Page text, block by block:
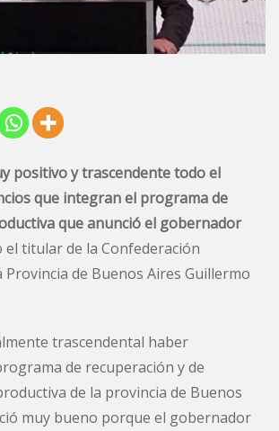
positivo y trascendente todo el
que integran el programa de
que anunció el gobernador
el titular de la Confederación
Provincia de Buenos Aires Guillermo
trascendental haber
de recuperación y de
de la provincia de Buenos
muy bueno porque el gobernador